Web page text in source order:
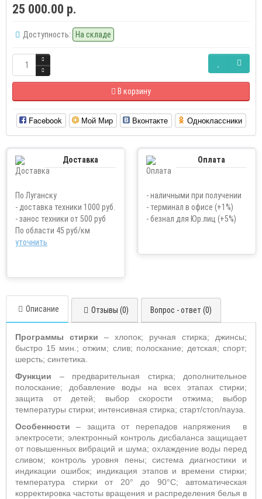
25 000.00 р.
Доступность: На складе
В корзину
Facebook Мой Мир Вконтакте Одноклассники
Доставка
По Луганску
- доставка техники 1000 руб.
- занос техники от 500 руб
По области 45 руб/км
уточнить
Оплата
- наличными при получении
- терминал в офисе (+1%)
- безнал для Юр.лиц (+5%)
Описание Отзывы (0) Вопрос - ответ (0)
Программы стирки – хлопок; ручная стирка; джинсы;
быстро 15 мин.; отжим; слив; полоскание; детская; спорт;
шерсть; синтетика.
Функции – предварительная стирка; дополнительное
полоскание; добавление воды на всех этапах стирки;
защита от детей; выбор скорости отжима; выбор
температуры стирки; интенсивная стирка; старт/стоп/пауза.
Особенности– защита от перепадов напряжения
в
электросети; электронный контроль дисбаланса защищает
от повышенных вибраций и шума; охлаждение воды перед
сливом; контроль уровня пены; система диагностики и
индикации ошибок; индикация этапов и времени стирки;
температура стирки от 20° до 90°С; автоматическая
корректировка частоты вращения и распределения белья в